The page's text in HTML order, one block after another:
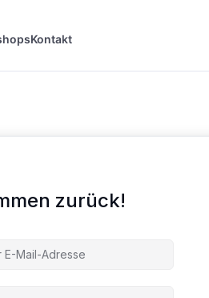
Kontakt
zurück!